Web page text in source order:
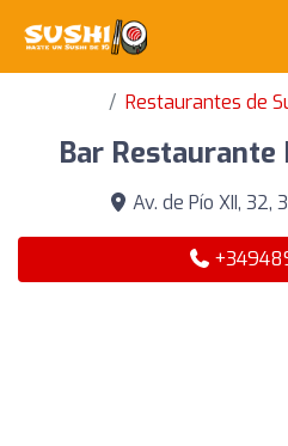
Restaurantes de
Bar Restaurante
Av. de Pío XII, 32,